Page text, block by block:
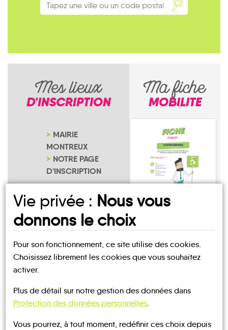
Mes lieux
D'INSCRIPTION
MAIRIE
MONTREUX
NOTRE PAGE
D'INSCRIPTION
Ma fiche
MOBILITE
UN AVIS, UN TÉMOIGNAGE
À PARTAGER ?
Vie privée : Nous vous
donnons le choix
Pour son fonctionnement, ce site utilise des cookies.
Choisissez librement les cookies que vous souhaitez
activer.
Plus de détail sur notre gestion des données dans
Protection des données personnelles.
Vous pourrez, à tout moment, redéfinir ces choix depuis